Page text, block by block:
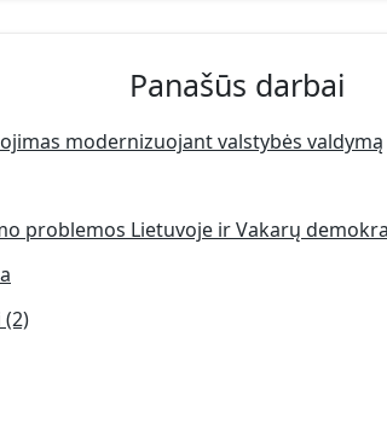
Panašūs darbai
modernizuojant valstybės valdymą
problemos Lietuvoje ir Vakarų